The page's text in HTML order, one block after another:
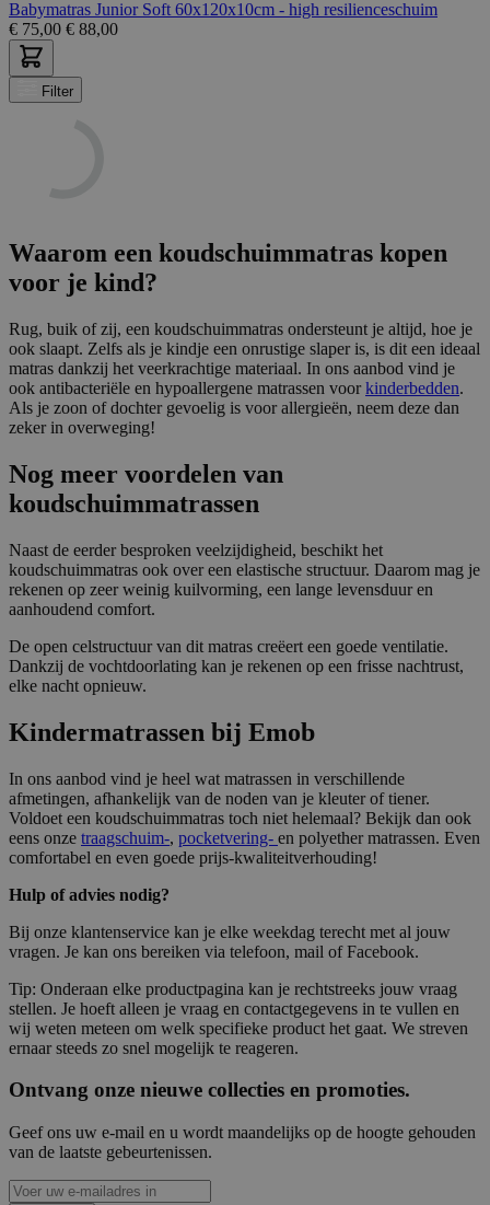
Babymatras Junior Soft 60x120x10cm - high resilienceschuim
€ 75,00 € 88,00
Filter
Waarom een koudschuimmatras kopen
voor je kind?
Rug, buik of zij, een koudschuimmatras ondersteunt je altijd, hoe je
ook slaapt. Zelfs als je kindje een onrustige slaper is, is dit een ideaal
matras dankzij het veerkrachtige materiaal. In ons aanbod vind je
ook antibacteriële en hypoallergene matrassen voorkinderbedden.
Als je zoon of dochter gevoelig is voor allergieën, neem deze dan
zeker in overweging!
Nog meer voordelen van
koudschuimmatrassen
Naast de eerder besproken veelzijdigheid, beschikt het
koudschuimmatras ook over een elastische structuur. Daarom mag je
rekenen op zeer weinig kuilvorming, een lange levensduur en
aanhoudend comfort.
De open celstructuur van dit matras creëert een goede ventilatie.
Dankzij de vochtdoorlating kan je rekenen op een frisse nachtrust,
elke nacht opnieuw.
Kindermatrassen bij Emob
In ons aanbod vind je heel wat matrassen in verschillende
afmetingen, afhankelijk van de noden van je kleuter of tiener.
Voldoet een koudschuimmatras toch niet helemaal? Bekijk dan ook
eens onze traagschuim-, pocketvering- en polyether matrassen. Even
comfortabel en even goede prijs-kwaliteitverhouding!
Hulp of advies nodig?
Bij onze klantenservice kan je elke weekdag terecht met al jouw
vragen. Je kan ons bereiken via telefoon, mail of Facebook.
Tip: Onderaan elke productpagina kan je rechtstreeks jouw vraag
stellen. Je hoeft alleen je vraag en contactgegevens in te vullen en
wij weten meteen om welk specifieke product het gaat. We streven
ernaar steeds zo snel mogelijk te reageren.
Ontvang onze nieuwe collecties en promoties.
Geef ons uw e-mail en u wordt maandelijks op de hoogte gehouden
van de laatste gebeurtenissen.